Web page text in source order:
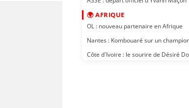
🌍 AFRIQUE
OL : nouveau partenaire en Afrique
Nantes : Kombouaré sur un
Côte d'Ivoire : le sourire de Désiré